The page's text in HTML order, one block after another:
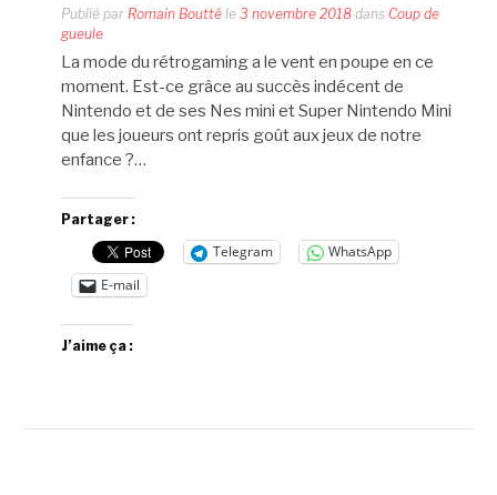
Publié par Romain Boutté le 3 novembre 2018 dans Coup de
gueule
La mode du rétrogaming a le vent en poupe en ce
moment. Est-ce grâce au succès indécent de
Nintendo et de ses Nes mini et Super Nintendo Mini
que les joueurs ont repris goût aux jeux de notre
enfance ?…
Partager :
Telegram
WhatsApp
E-mail
J’aime ça :